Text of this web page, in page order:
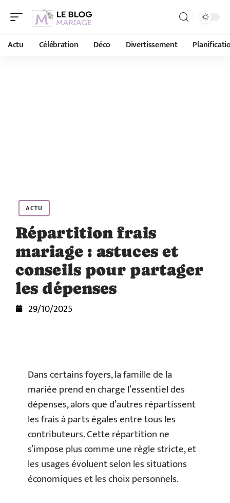
Actu Célébration Déco Divertissement
ACTU
Répartition frais
mariage : astuces et
conseils pour partager
les dépenses
29/10/2025
Dans certains foyers, la famille de la
mariée prend en charge l’essentiel des
dépenses, alors que d’autres répartissent
les frais à parts égales entre tous les
contributeurs. Cette répartition ne
s’impose plus comme une règle stricte, et
les usages évoluent selon les situations
économiques et les choix personnels.